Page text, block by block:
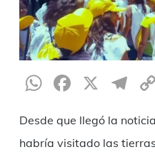
WhatsApp
X
Desde que llegó la
habría visitado las